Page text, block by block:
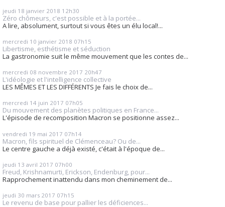
jeudi 18 janvier 2018 12h30
Zéro chômeurs, c'est possible et à la portée...
A lire, absolument, surtout si vous êtes un élu local!...
mercredi 10 janvier 2018 07h15
Libertisme, esthétisme et séduction
La gastronomie suit le même mouvement que les contes de...
mercredi 08 novembre 2017 20h47
L'idéologie et l'intelligence collective
LES MÊMES ET LES DIFFÉRENTS Je fais le choix de...
mercredi 14 juin 2017 07h05
Du mouvement des planètes politiques en France...
L'épisode de recomposition Macron se positionne assez...
vendredi 19 mai 2017 07h14
Macron, fils spirituel de Clémenceau? Ou de...
Le centre gauche a déjà existé, c'était à l'époque de...
jeudi 13 avril 2017 07h00
Freud, Krishnamurti, Erickson, Endenburg, pour...
Rapprochement inattendu dans mon cheminement de...
jeudi 30 mars 2017 07h15
Le revenu de base pour pallier les déficiences...